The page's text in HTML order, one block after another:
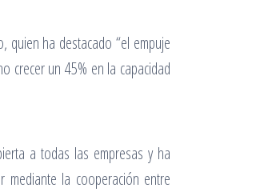
quien ha destacado “el empuje
crecer un 45% en la capacidad
a todas las empresas y ha
mediante la cooperación entre